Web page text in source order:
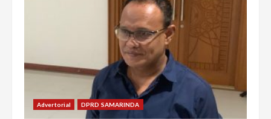
Advertorial DPRD SAMARINDA